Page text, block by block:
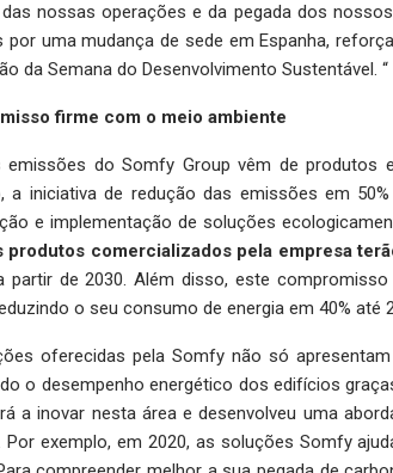
nossas operações e da pegada dos
por uma mudança de sede em Espanha,
da Semana do Desenvolvimento Sustentável. “
firme com o meio ambiente
emissões do Somfy Group vêm de produtos
a iniciativa de redução das emissões em
e implementação de soluções
produtos comercializados pela empresa
partir de 2030. Além disso, este
o seu consumo de energia em 40% até
oferecidas pela Somfy não só
o desempenho energético dos edifícios
a inovar nesta área e desenvolveu uma
Por exemplo, em 2020, as soluções Somfy